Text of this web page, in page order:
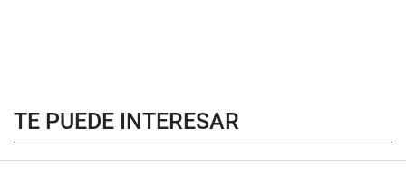
TE PUEDE INTERESAR